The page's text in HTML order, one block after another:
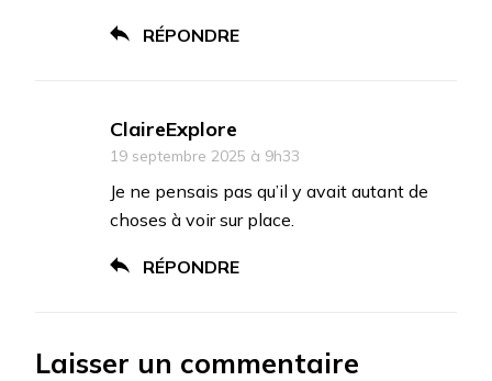
RÉPONDRE
ClaireExplore
19 septembre 2025 à 9h33
Je ne pensais pas qu’il y avait autant de
choses à voir sur place.
RÉPONDRE
Laisser un commentaire